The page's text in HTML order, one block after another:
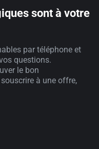
sont à votre
par téléphone et
questions.
le bon
à une offre,